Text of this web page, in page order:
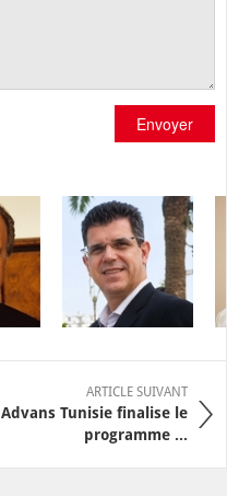
Envoyer
ARTICLE SUIVANT
Advans Tunisie finalise le
programme ...